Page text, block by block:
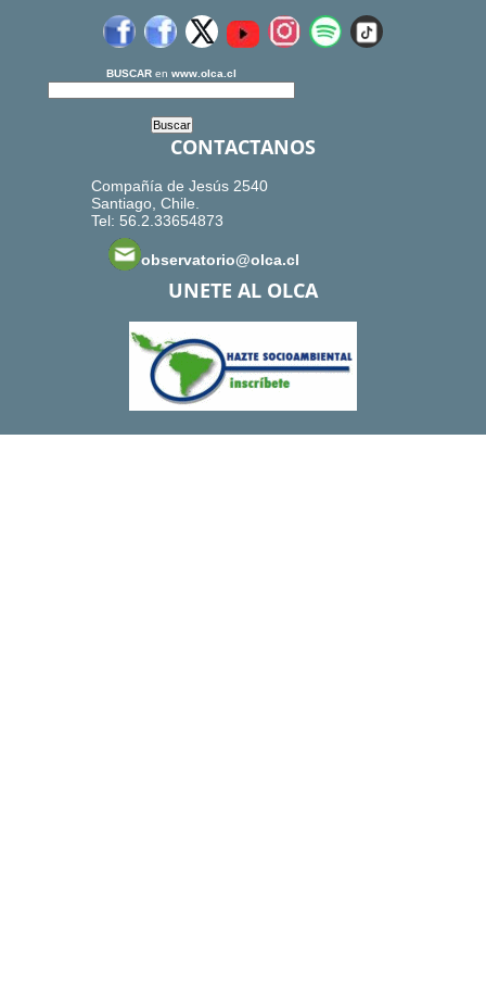
BUSCAR en www.olca.cl
CONTACTANOS
Compañía de Jesús 2540
Santiago, Chile.
Tel: 56.2.33654873
observatorio@olca.cl
UNETE AL OLCA